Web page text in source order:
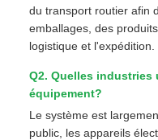
du transport routier afin
emballages, des
logistique et l'expédition.
Q2. Quelles
équipement?
Le système est
public, les appareils